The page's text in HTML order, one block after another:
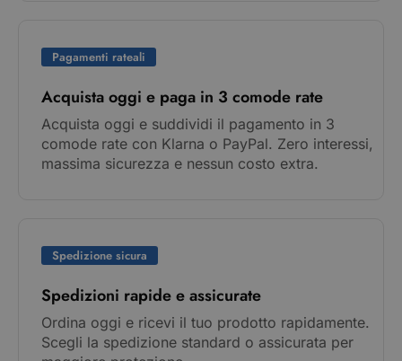
Pagamenti rateali
Acquista oggi e paga in 3 comode rate
Acquista oggi e suddividi il pagamento in 3
comode rate con Klarna o PayPal. Zero interessi,
massima sicurezza e nessun costo extra.
Spedizione sicura
Spedizioni rapide e assicurate
Ordina oggi e ricevi il tuo prodotto rapidamente.
Scegli la spedizione standard o assicurata per